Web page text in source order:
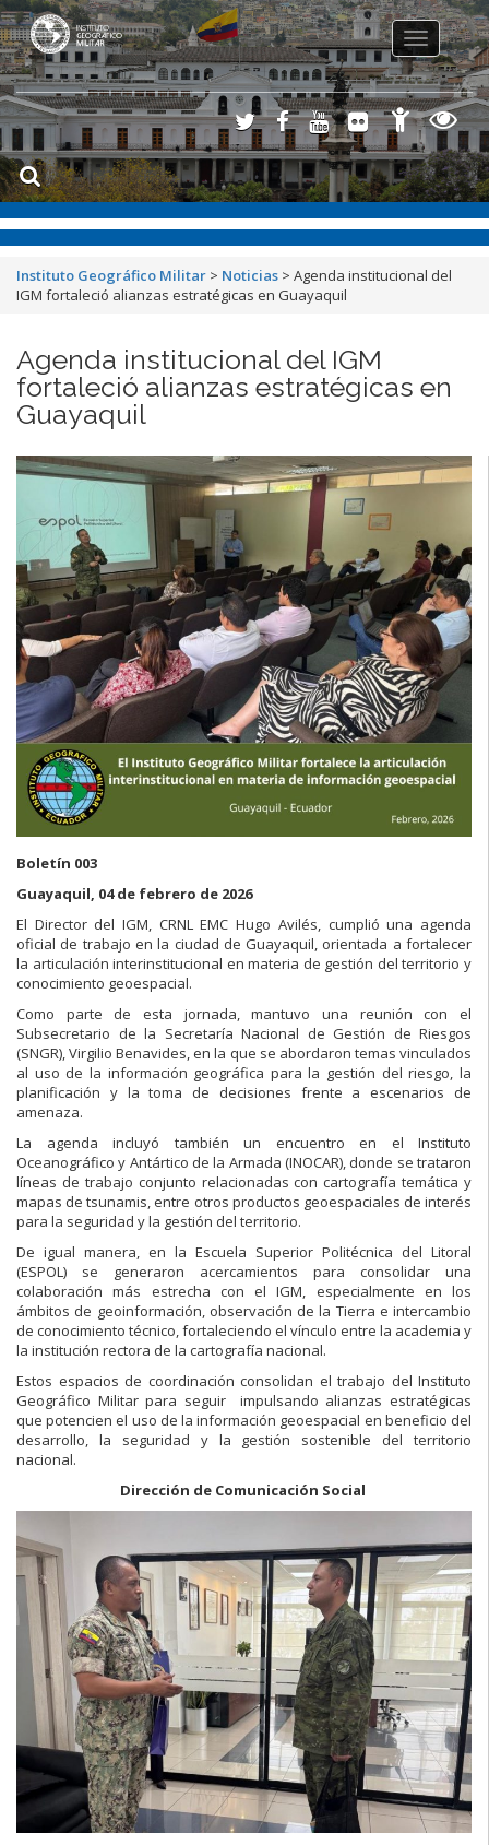
Toggle
navigation
Instituto Geográfico Militar > Noticias > Agenda institucional del
IGM fortaleció alianzas estratégicas en Guayaquil
Agenda institucional del IGM
fortaleció alianzas estratégicas en
Guayaquil
Boletín 003
Guayaquil, 04 de febrero de 2026
El Director del IGM, CRNL EMC Hugo Avilés, cumplió una agenda
oficial de trabajo en la ciudad de Guayaquil, orientada a fortalecer
la articulación interinstitucional en materia de gestión del territorio y
conocimiento geoespacial.
Como parte de esta jornada, mantuvo una reunión con el
Subsecretario de la Secretaría Nacional de Gestión de Riesgos
(SNGR), Virgilio Benavides, en la que se abordaron temas vinculados
al uso de la información geográfica para la gestión del riesgo, la
planificación y la toma de decisiones frente a escenarios de
amenaza.
La agenda incluyó también un encuentro en el Instituto
Oceanográfico y Antártico de la Armada (INOCAR), donde se trataron
líneas de trabajo conjunto relacionadas con cartografía temática y
mapas de tsunamis, entre otros productos geoespaciales de interés
para la seguridad y la gestión del territorio.
De igual manera, en la Escuela Superior Politécnica del Litoral
(ESPOL) se generaron acercamientos para consolidar una
colaboración más estrecha con el IGM, especialmente en los
ámbitos de geoinformación, observación de la Tierra e intercambio
de conocimiento técnico, fortaleciendo el vínculo entre la academia y
la institución rectora de la cartografía nacional.
Estos espacios de coordinación consolidan el trabajo del Instituto
Geográfico Militar para seguir impulsando alianzas estratégicas
que potencien el uso de la información geoespacial en beneficio del
desarrollo, la seguridad y la gestión sostenible del territorio
nacional.
Dirección de Comunicación Social